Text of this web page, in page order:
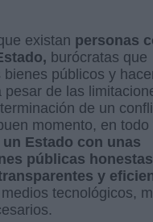
existan personas
burócratas que
públicos y
pesar de las
de un
momento, en todo
Estado con unas
públicas
y
tecnológicos,